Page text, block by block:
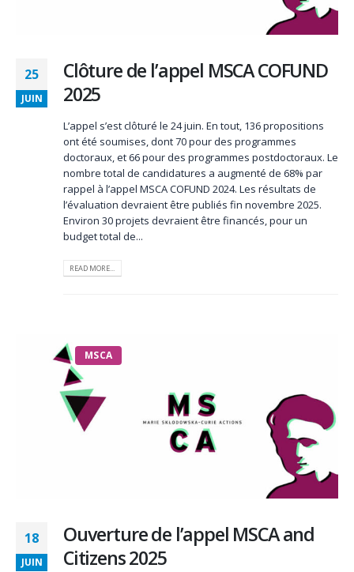
25
JUIN
Clôture de l’appel MSCA COFUND
2025
L’appel s’est clôturé le 24 juin. En tout, 136 propositions
ont été soumises, dont 70 pour des programmes
doctoraux, et 66 pour des programmes postdoctoraux. Le
nombre total de candidatures a augmenté de 68% par
rappel à l’appel MSCA COFUND 2024. Les résultats de
l’évaluation devraient être publiés fin novembre 2025.
Environ 30 projets devraient être financés, pour un
budget total de...
READ MORE...
18
JUIN
Ouverture de l’appel MSCA and
Citizens 2025
MSCA